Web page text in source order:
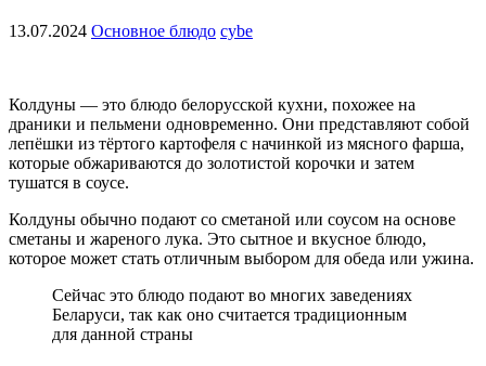
13.07.2024 Основное блюдо cybe
Колдуны — это блюдо белорусской кухни, похожее на
драники и пельмени одновременно. Они представляют собой
лепёшки из тёртого картофеля с начинкой из мясного фарша,
которые обжариваются до золотистой корочки и затем
тушатся в соусе.
Колдуны обычно подают со сметаной или соусом на основе
сметаны и жареного лука. Это сытное и вкусное блюдо,
которое может стать отличным выбором для обеда или ужина.
Сейчас это блюдо подают во многих заведениях
Беларуси, так как оно считается традиционным
для данной страны